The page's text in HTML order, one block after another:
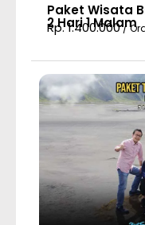
Paket Wisata
2 Hari 1 Malam
Rp. 1.400.000/